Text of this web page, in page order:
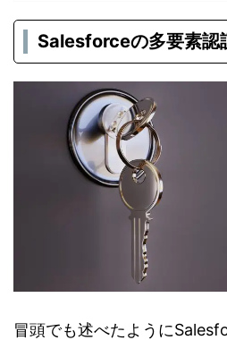
Salesforceの多要素認
冒頭でも述べたように